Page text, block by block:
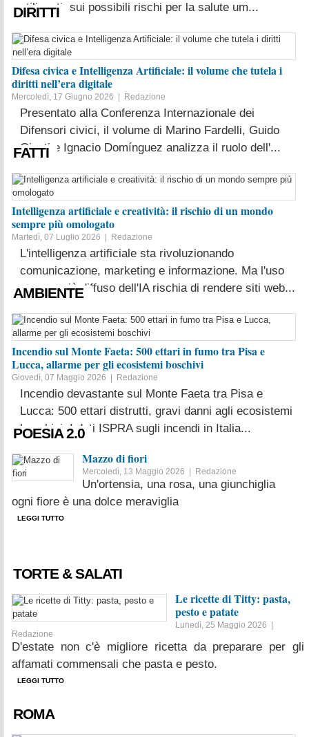
utilizzati, sui possibili rischi per la salute um...
DIRITTI
Difesa civica e Intelligenza Artificiale: il volume che tutela i
diritti nell’era digitale
Mercoledì, 17 Giugno 2026 | Redazione
Presentato alla Conferenza Internazionale dei
Difensori civici, il volume di Marino Fardelli, Guido
Giusti e Ignacio Domínguez analizza il ruolo dell'...
FATTI
Intelligenza artificiale e creatività: il rischio di un mondo
sempre più omologato
Martedì, 07 Luglio 2026 | Redazione
L'intelligenza artificiale sta rivoluzionando
comunicazione, marketing e informazione. Ma l'uso
sempre più diffuso dell'IA rischia di rendere siti web...
AMBIENTE
Incendio sul Monte Faeta: 500 ettari in fumo tra Pisa e
Lucca, allarme per gli ecosistemi boschivi
Giovedì, 07 Maggio 2026 | Redazione
Incendio devastante sul Monte Faeta tra Pisa e
Lucca: 500 ettari distrutti, gravi danni agli ecosistemi
boschivi. I dati ISPRA sugli incendi in Italia...
POESIA 2.0
Mazzo di fiori
Mercoledì, 13 Maggio 2026 | Redazione
Un'ortensia, una rosa, una giunchiglia
ogni fiore è una dolce meraviglia
LEGGI TUTTO
TORTE & SALATI
Le ricette di Titty: pasta,
pesto e patate
Lunedì, 25 Maggio 2026 |
Redazione
D'estate non c'è migliore ricetta da preparare per gli
affamati commensali che pasta e pesto.
LEGGI TUTTO
ROMA